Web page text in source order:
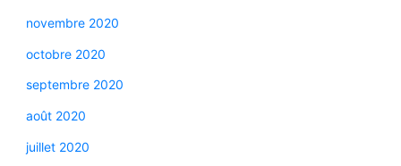
novembre 2020
octobre 2020
septembre 2020
août 2020
juillet 2020